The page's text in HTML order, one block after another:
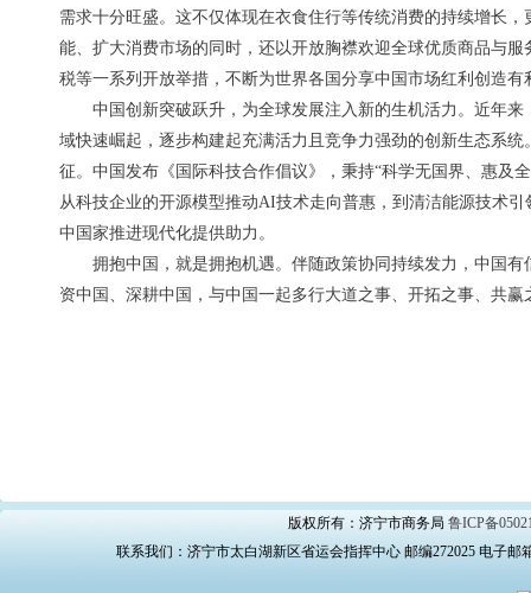
需求十分旺盛。这不仅体现在衣食住行等传统消费的持续增长
能、扩大消费市场的同时，还以开放胸襟欢迎全球优质商品与
税等一系列开放举措，不断为世界各国分享中国市场红利创造有
中国创新突破跃升，为全球发展注入新的生机活力。近年
域快速崛起，逐步构建起充满活力且竞争力强劲的创新生态系
征。中国发布《国际科技合作倡议》，秉持“科学无国界、惠及
从科技企业的开源模型推动AI技术走向普惠，到清洁能源技术
中国家推进现代化提供助力。
拥抱中国，就是拥抱机遇。伴随政策协同持续发力，中国
资中国、深耕中国，与中国一起多行大道之事、开拓之事、共
版权所有：济宁市商务局鲁ICP备
联系我们：济宁市太白湖新区省运会指挥中心 邮编272025 电子邮